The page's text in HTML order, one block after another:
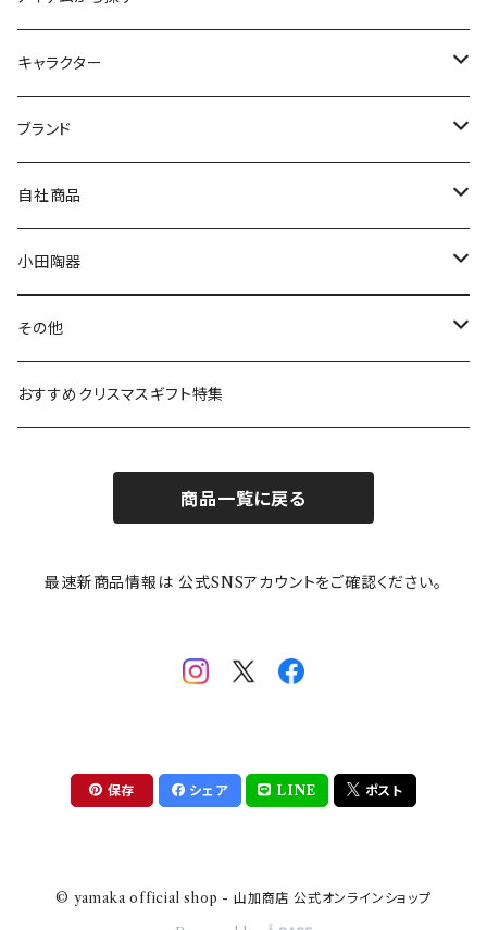
九谷焼
マグ＆カップ
プレート
ボウル
ガラスウェア
カトラリー
キャラクター
ムーミン
80th記念アイテム
リトルミイの日記念アイテム
MOOMIN ANIMATION
スヌーピー
ピーターラビット
ポケットモンスター
mofusand（モフサンド）
mofsand×日比谷花壇
ちびまる子ちゃんandクレヨンしんちゃん
ブランド
LA AMYS(エミーズ)
LISA LARSON(リサラーソン)
LAURA ASHLEY(ローラ アシュレイ)
Finlayson(フィンレイソン)
HANAE MORI(ハナエモリ)
THE BEATLES(ザ・ビートルズ)
【山加商店×yaeko】migratory bird
自社商品
ねこ企画
Cecera(セセラ)
CELEC(セレック)
隅切り重箱
HAPPY DINING(ハッピーダイニング)
小田陶器
さざなみ
吉祥
メイメイウェア
SoSo(ソソ）
その他
リサイクル食器
おすすめクリスマスギフト特集
商品一覧に戻る
最速新商品情報は 公式SNSアカウントをご確認ください。
保存 シェア LINE ポスト
© yamaka official shop - 山加商店 公式オンラインショップ